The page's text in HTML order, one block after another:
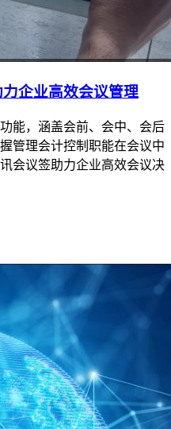
企业高效会议管理
能，涵盖会前、会中、会后
管理会计控制职能在会议中
会议签助力企业高效会议决